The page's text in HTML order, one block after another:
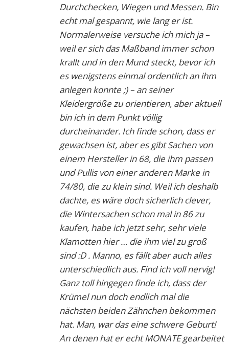
Durchchecken, Wiegen und Messen. Bin
echt mal gespannt, wie lang er ist.
Normalerweise versuche ich mich ja –
weil er sich das Maßband immer schon
krallt und in den Mund steckt, bevor ich
es wenigstens einmal ordentlich an ihm
anlegen konnte ;) – an seiner
Kleidergröße zu orientieren, aber aktuell
bin ich in dem Punkt völlig
durcheinander. Ich finde schon, dass er
gewachsen ist, aber es gibt Sachen von
einem Hersteller in 68, die ihm passen
und Pullis von einer anderen Marke in
74/80, die zu klein sind. Weil ich deshalb
dachte, es wäre doch sicherlich clever,
die Wintersachen schon mal in 86 zu
kaufen, habe ich jetzt sehr, sehr viele
Klamotten hier … die ihm viel zu groß
sind :D . Manno, es fällt aber auch alles
unterschiedlich aus. Find ich voll nervig!
Ganz toll hingegen finde ich, dass der
Krümel nun doch endlich mal die
nächsten beiden Zähnchen bekommen
hat. Man, war das eine schwere Geburt!
An denen hat er echt MONATE gearbeitet